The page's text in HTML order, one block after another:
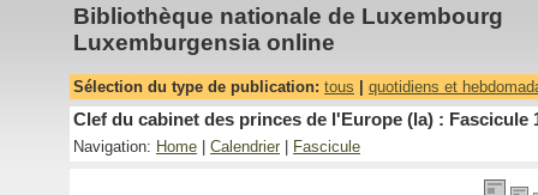
Bibliothèque nationale de Luxembourg
Luxemburgensia online
Sélection du type de publication: tous quotidiens et
Clef du cabinet des princes de l'Europe (la) : Fascicule
Navigation: Home Calendrier Fascicule